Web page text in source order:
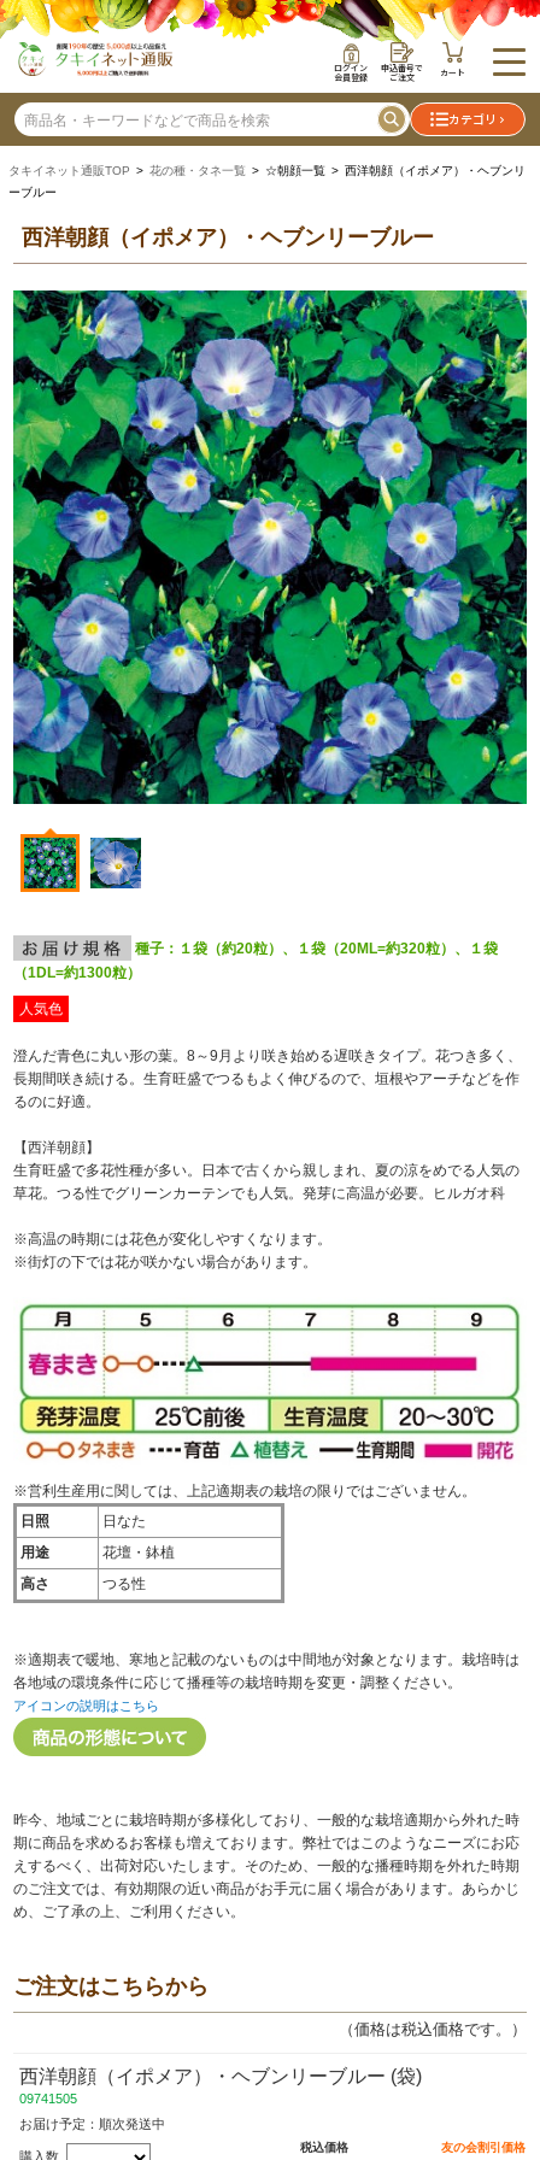
ログイン
会員登録
申込番号で
ご注文 カート
カテゴリ
タキイネット通販TOP > 花の種・タネ一覧 > ☆朝顔一覧 > 西洋朝顔（イポメア）・ヘブンリ
ーブルー
西洋朝顔（イポメア）・ヘブンリーブルー
種子：１袋（約20粒）、１袋（20ML=約320粒）、１袋
（1DL=約1300粒）
人気色
澄んだ青色に丸い形の葉。8～9月より咲き始める遅咲きタイプ。花つき多く、
長期間咲き続ける。生育旺盛でつるもよく伸びるので、垣根やアーチなどを作
るのに好適。
【西洋朝顔】
生育旺盛で多花性種が多い。日本で古くから親しまれ、夏の涼をめでる人気の
草花。つる性でグリーンカーテンでも人気。発芽に高温が必要。ヒルガオ科
※高温の時期には花色が変化しやすくなります。
※街灯の下では花が咲かない場合があります。
※営利生産用に関しては、上記適期表の栽培の限りではございません。
日照
日なた
用途
花壇・鉢植
高さ
つる性
※適期表で暖地、寒地と記載のないものは中間地が対象となります。栽培時は
各地域の環境条件に応じて播種等の栽培時期を変更・調整ください。
アイコンの説明はこちら
昨今、地域ごとに栽培時期が多様化しており、一般的な栽培適期から外れた時
期に商品を求めるお客様も増えております。弊社ではこのようなニーズにお応
えするべく、出荷対応いたします。そのため、一般的な播種時期を外れた時期
のご注文では、有効期限の近い商品がお手元に届く場合があります。あらかじ
め、ご了承の上、ご利用ください。
ご注文はこちらから
（価格は税込価格です。）
西洋朝顔（イポメア）・ヘブンリーブルー (袋)
09741505
お届け予定：順次発送中
購入数
税込価格 友の会割引価格